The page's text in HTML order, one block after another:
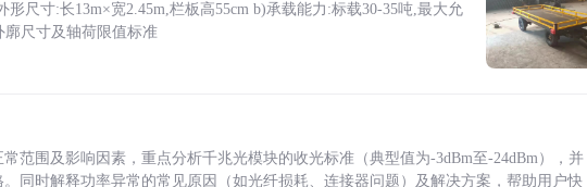
形尺寸:长13m×宽2.45m,栏板高55cm b)承载能力:标载30-35吨,最大允
廓尺寸及轴荷限值标准
范围及影响因素，重点分析千兆光模块的收光标准（典型值为-3dBm至-24dBm），并
同时解释功率异常的常见原因（如光纤损耗、连接器问题）及解决方案，帮助用户快